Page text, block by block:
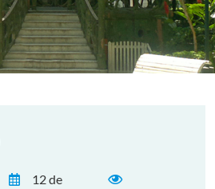
12 de